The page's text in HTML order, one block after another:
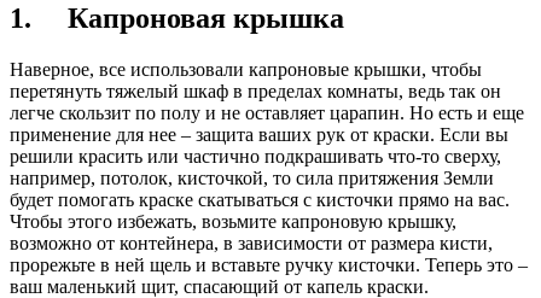
1. Капроновая крышка
Наверное, все использовали капроновые крышки, чтобы
перетянуть тяжелый шкаф в пределах комнаты, ведь так он
легче скользит по полу и не оставляет царапин. Но есть и еще
применение для нее – защита ваших рук от краски. Если вы
решили красить или частично подкрашивать что-то сверху,
например, потолок, кисточкой, то сила притяжения Земли
будет помогать краске скатываться с кисточки прямо на вас.
Чтобы этого избежать, возьмите капроновую крышку,
возможно от контейнера, в зависимости от размера кисти,
прорежьте в ней щель и вставьте ручку кисточки. Теперь это –
ваш маленький щит, спасающий от капель краски.